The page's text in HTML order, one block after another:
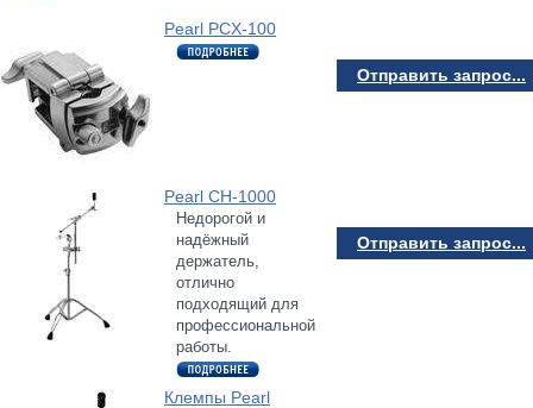
Pearl PCX-100
Отправить запрос...
Pearl CH-1000
Недорогой и
надёжный
держатель,
отлично
подходящий для
профессиональной
работы.
Отправить запрос...
Клемпы Pearl